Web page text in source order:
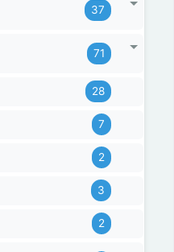
37
71
28
7
2
3
2